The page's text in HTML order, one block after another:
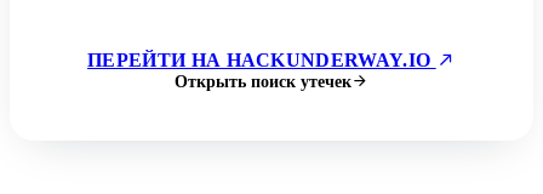
ПЕРЕЙТИ НА HACKUNDERWAY.IO
Открыть поиск утечек